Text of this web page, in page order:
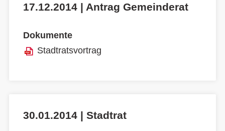
17.12.2014 | Antrag Gemeinderat
Dokumente
Stadtratsvortrag
30.01.2014 | Stadtrat